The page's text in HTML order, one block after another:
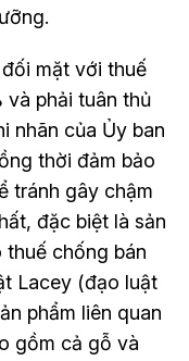
mặt với thuế
phải tuân thủ
nhãn của Ủy ban
thời đảm bảo
tránh gây chậm
đặc biệt là sản
thuế chống bán
Lacey (đạo luật
phẩm liên quan
gồm cả gỗ và